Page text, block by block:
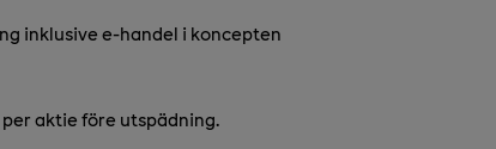
inklusive e-handel i koncepten
aktie före utspädning.